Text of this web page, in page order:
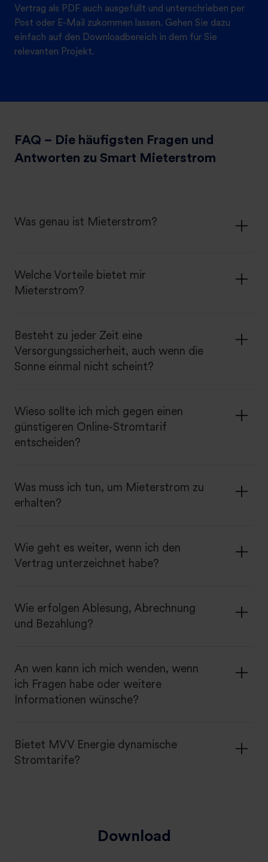
Vertrag als PDF auch ausgefüllt und unterschrieben per
Post oder E-Mail zukommen lassen. Gehen Sie dazu
einfach auf den Downloadbereich in dem für Sie
relevanten Projekt.
FAQ – Die häufigsten Fragen und
Antworten zu Smart Mieterstrom
Was genau ist Mieterstrom?
Welche Vorteile bietet mir
Mieterstrom?
Besteht zu jeder Zeit eine
Versorgungssicherheit, auch wenn die
Sonne einmal nicht scheint?
Wieso sollte ich mich gegen einen
günstigeren Online-Stromtarif
entscheiden?
Was muss ich tun, um Mieterstrom zu
erhalten?
Wie geht es weiter, wenn ich den
Vertrag unterzeichnet habe?
Wie erfolgen Ablesung, Abrechnung
und Bezahlung?
An wen kann ich mich wenden, wenn
ich Fragen habe oder weitere
Informationen wünsche?
Bietet MVV Energie dynamische
Stromtarife?
Download